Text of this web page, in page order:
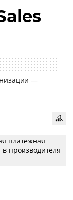
—
платежная
производителя